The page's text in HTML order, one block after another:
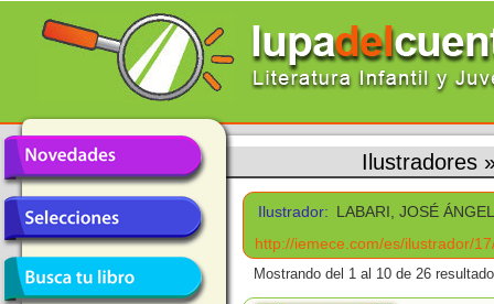
Ilustradores
Ilustrador: LABARI, JOSÉ
http://iemece.com/es/ilustrador/
Mostrando del 1 al 10 de 26